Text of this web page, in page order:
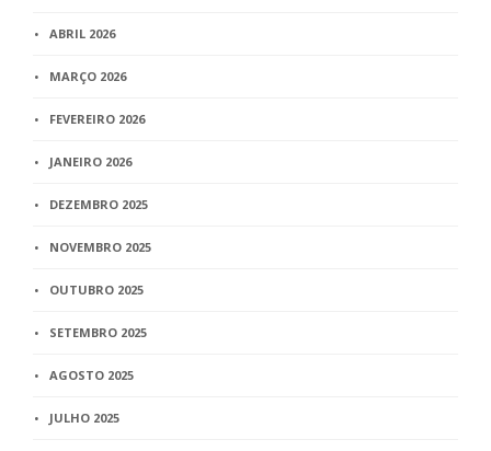
ABRIL 2026
MARÇO 2026
FEVEREIRO 2026
JANEIRO 2026
DEZEMBRO 2025
NOVEMBRO 2025
OUTUBRO 2025
SETEMBRO 2025
AGOSTO 2025
JULHO 2025